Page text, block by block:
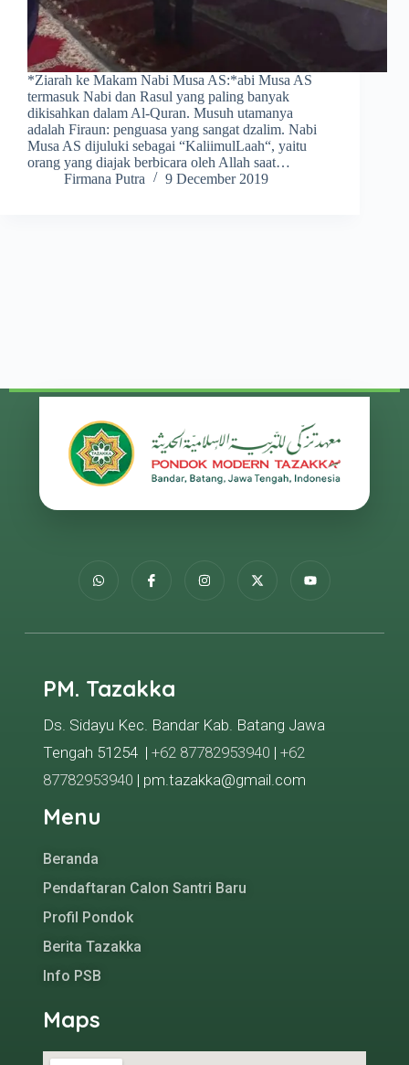
*Ziarah ke Makam Nabi Musa AS:*abi Musa AS
termasuk Nabi dan Rasul yang paling banyak
dikisahkan dalam Al-Quran. Musuh utamanya
adalah Firaun: penguasa yang sangat dzalim. Nabi
Musa AS dijuluki sebagai “KaliimulLaah“, yaitu
orang yang diajak berbicara oleh Allah saat…
Firmana Putra
9 December 2019
PM. Tazakka
Ds. Sidayu Kec. Bandar Kab. Batang Jawa
Tengah 51254 | +62 87782953940 | +62
87782953940 | pm.tazakka@gmail.com
Menu
Beranda
Pendaftaran Calon Santri Baru
Profil Pondok
Berita Tazakka
Info PSB
Maps